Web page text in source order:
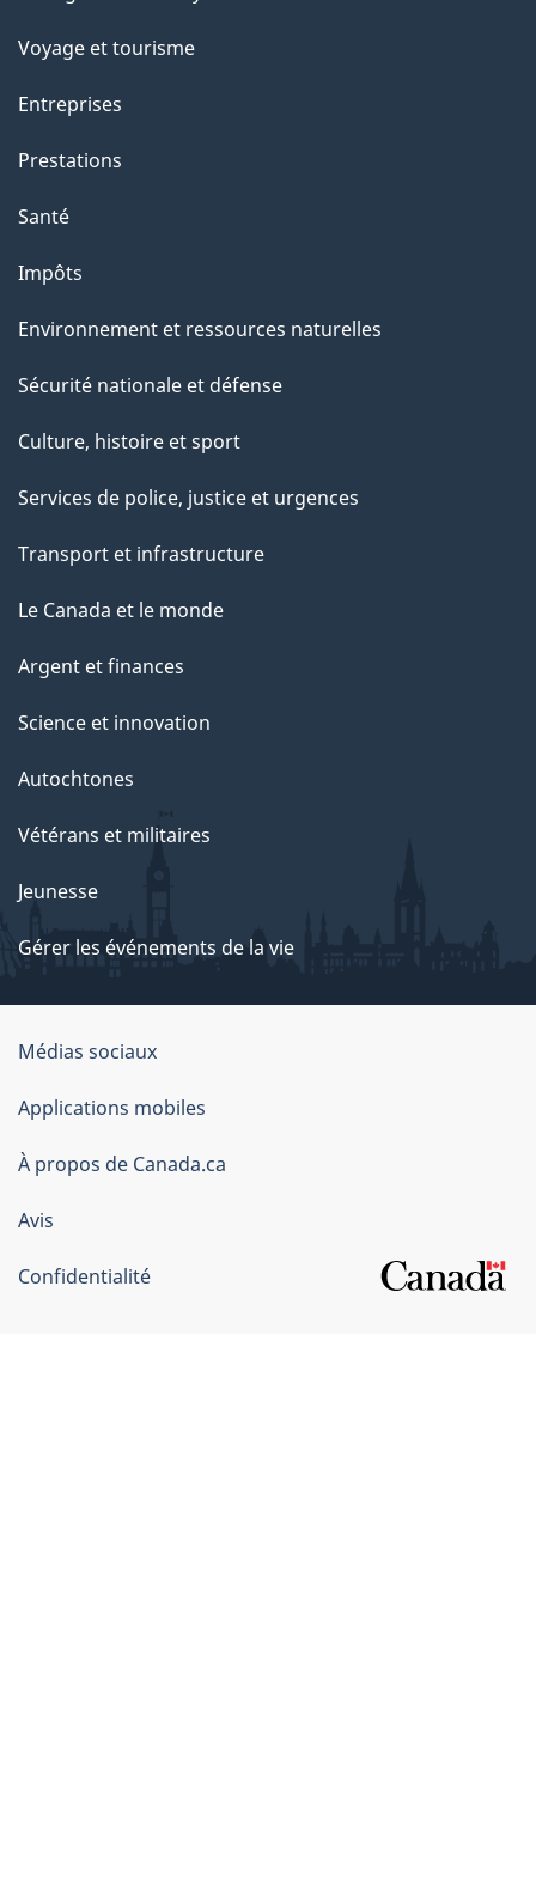
Voyage et tourisme
Entreprises
Prestations
Santé
Impôts
Environnement et ressources naturelles
Sécurité nationale et défense
Culture, histoire et sport
Services de police, justice et urgences
Transport et infrastructure
Le Canada et le monde
Argent et finances
Science et innovation
Autochtones
Vétérans et militaires
Jeunesse
Gérer les événements de la vie
Organisation
du
gouvernement
du
Canada
Médias sociaux
Applications mobiles
À propos de Canada.ca
Avis
Confidentialité